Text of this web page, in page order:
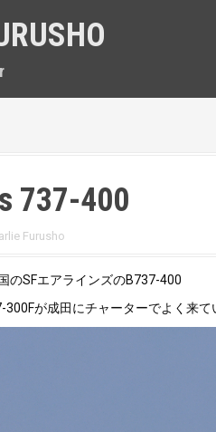
737-400
Furusho
のSFエアラインズのB737-400
300Fが成田にチャーターでよく来